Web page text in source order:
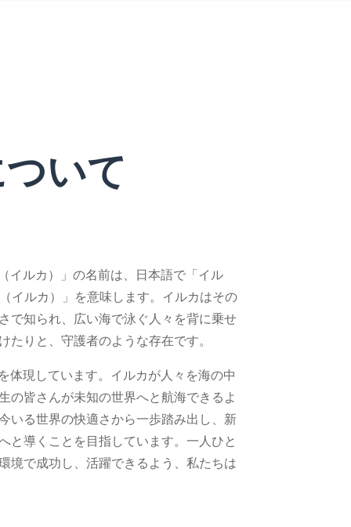
いて
イルカ）」の名前は、日本語で「イル
イルカ）」を意味します。イルカはその
で知られ、広い海で泳ぐ人々を背に乗せ
たりと、守護者のような存在です。
体現しています。イルカが人々を海の中
の皆さんが未知の世界へと航海できるよ
いる世界の快適さから一歩踏み出し、新
と導くことを目指しています。一人ひと
境で成功し、活躍できるよう、私たちは